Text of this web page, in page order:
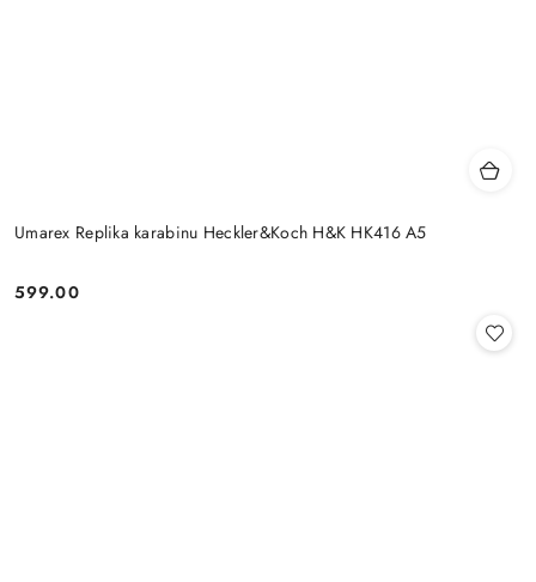
Umarex Replika karabinu Heckler&Koch H&K HK416 A5
Cena:
599.00